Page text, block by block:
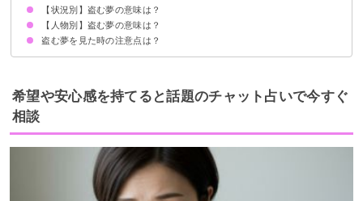
車を盗む夢【警告夢】
財布を盗む夢【警告夢】
自転車を盗む夢【警告夢】
お金を盗む夢【警告夢】
食べ物を盗む夢【警告夢】
靴を盗む夢【警告夢】
バイクを盗む夢【警告夢】
服を盗む夢【警告夢】
本を盗む夢【警告夢】
動物を盗む夢【警告夢】
宝石を盗む夢【吉夢】
情報を盗む夢【警告夢】
傘を盗む夢【警告夢】
【状況別】盗む夢の意味は？
盗みがバレる夢【警告夢】
盗むところを見る夢【警告夢】
盗みをして捕まる夢【警告夢】
盗みをするが返す夢【警告夢】
盗みをして逃げる夢【凶夢】
堂々と盗みをする夢【吉夢】
【人物別】盗む夢の意味は？
家族が盗む夢【警告夢】
友達が盗む夢【警告夢】
芸能人が盗む夢【警告夢】
知らない人が盗む夢【警告夢】
嫌いな人が盗む夢【吉夢】
好きな人が盗む夢【警告夢】
盗む夢を見た時の注意点は？
周囲に流されないように意識する
警告夢や凶夢の内容を人に話す
希望や安心感を持てると話題のチャット占いで今すぐ
相談